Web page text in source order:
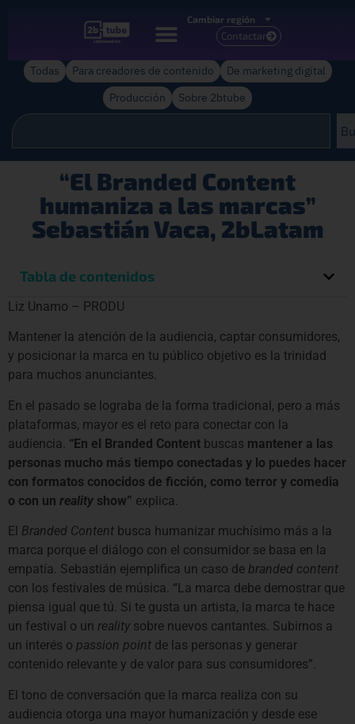
Cambiar región
Contactar
Todas Para creadores de contenido
De marketing digital
Producción
Sobre 2btube
“El Branded Content
humaniza a las marcas”
Sebastián Vaca, 2bLatam
Tabla de contenidos
Liz Unamo – PRODU
Mantener la atención de la audiencia, captar consumidores,
y posicionar la marca en tu público objetivo es la trinidad
para muchos anunciantes.
En el pasado se lograba de la forma tradicional, pero a más
plataformas, mayor es el reto para conectar con la
audiencia. “En el Branded Content buscas mantener a las
personas mucho más tiempo conectadas y lo puedes hacer
con formatos conocidos de ficción, como terror y comedia
o con un reality show” explica.
El Branded Content busca humanizar muchísimo más a la
marca porque el diálogo con el consumidor se basa en la
empatía. Sebastián ejemplifica un caso de branded content
con los festivales de música. “La marca debe demostrar que
piensa igual que tú. Si te gusta un artista, la marca te hace
un festival o un reality sobre nuevos cantantes. Subirnos a
un interés o passion point de las personas y generar
contenido relevante y de valor para sus consumidores”.
El tono de conversación que la marca realiza con su
audiencia otorga una mayor humanización y desde ese